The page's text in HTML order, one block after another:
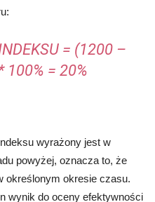
= (1200 –
= 20%
wyrażony jest w
powyżej, oznacza to, że
określonym okresie czasu.
wynik do oceny efektywności